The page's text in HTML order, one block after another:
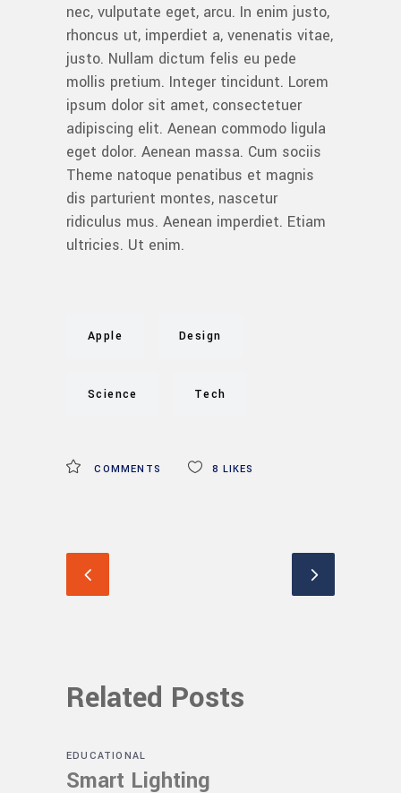
nec, vulputate eget, arcu. In enim justo,
rhoncus ut, imperdiet a, venenatis vitae,
justo. Nullam dictum felis eu pede
mollis pretium. Integer tincidunt. Lorem
ipsum dolor sit amet, consectetuer
adipiscing elit. Aenean commodo ligula
eget dolor. Aenean massa. Cum sociis
Theme natoque penatibus et magnis
dis parturient montes, nascetur
ridiculus mus. Aenean imperdiet. Etiam
ultricies. Ut enim.
Apple Design
Science Tech
COMMENTS 8 LIKES
Related Posts
EDUCATIONAL
Smart Lighting